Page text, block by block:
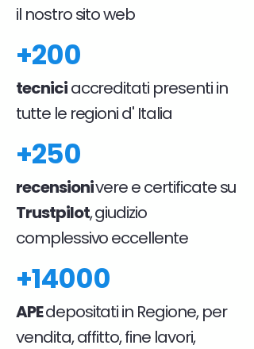
il nostro sito web
+200
tecniciaccreditati presenti in
tutte le regioni d' Italia
+250
recensionivere e certificate su
Trustpilot, giudizio
complessivo eccellente
+14000
APEdepositati in Regione, per
vendita, affitto, fine lavori,